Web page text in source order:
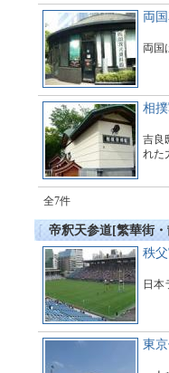
両
両国
相
吉良
れた
全7件
帝釈天参道[繁華街
秩
日本
東